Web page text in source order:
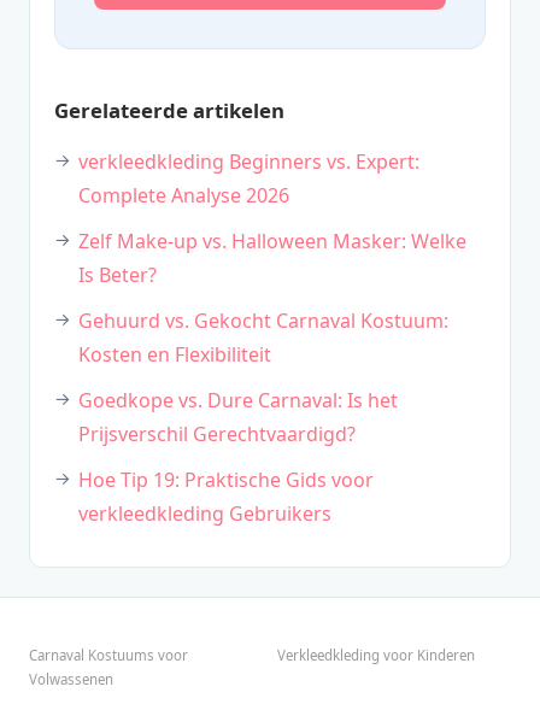
Gerelateerde artikelen
verkleedkleding Beginners vs. Expert:
Complete Analyse 2026
Zelf Make-up vs. Halloween Masker: Welke
Is Beter?
Gehuurd vs. Gekocht Carnaval Kostuum:
Kosten en Flexibiliteit
Goedkope vs. Dure Carnaval: Is het
Prijsverschil Gerechtvaardigd?
Hoe Tip 19: Praktische Gids voor
verkleedkleding Gebruikers
Carnaval Kostuums voor
Volwassenen
Verkleedkleding voor Kinderen